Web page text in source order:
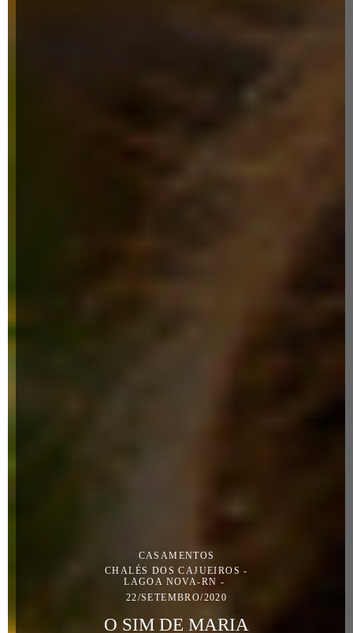
CASAMENTOS
CHALÉS DOS CAJUEIROS -
LAGOA NOVA-RN
22/SETEMBRO/2020
O SIM DE MARIA